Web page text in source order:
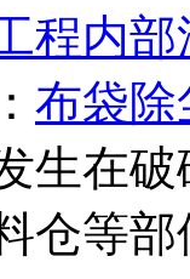
程内
布袋除
生在
仓等部